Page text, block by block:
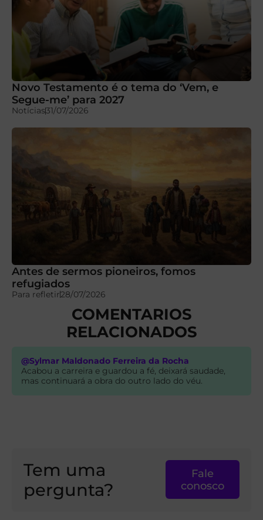
Novo Testamento é o tema do ‘Vem, e
Segue-me’ para 2027
Notícias31/07/2026
Antes de sermos pioneiros, fomos
refugiados
Para refletir28/07/2026
COMENTARIOS
RELACIONADOS
@Sylmar Maldonado Ferreira da Rocha
Acabou a carreira e guardou a fé, deixará saudade,
mas continuará a obra do outro lado do véu.
Tem uma
pergunta?
Fale
conosco